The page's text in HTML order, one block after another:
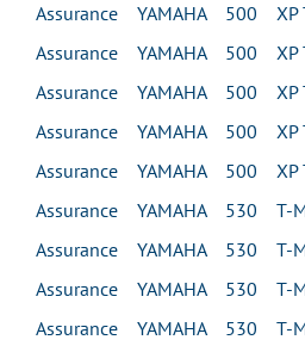
Assurance YAMAHA 500 XP
Assurance YAMAHA 500 XP
Assurance YAMAHA 500 XP
Assurance YAMAHA 500 XP
Assurance YAMAHA 500 XP
Assurance YAMAHA 530 T-
Assurance YAMAHA 530 T-
Assurance YAMAHA 530 T-
Assurance YAMAHA 530 T-